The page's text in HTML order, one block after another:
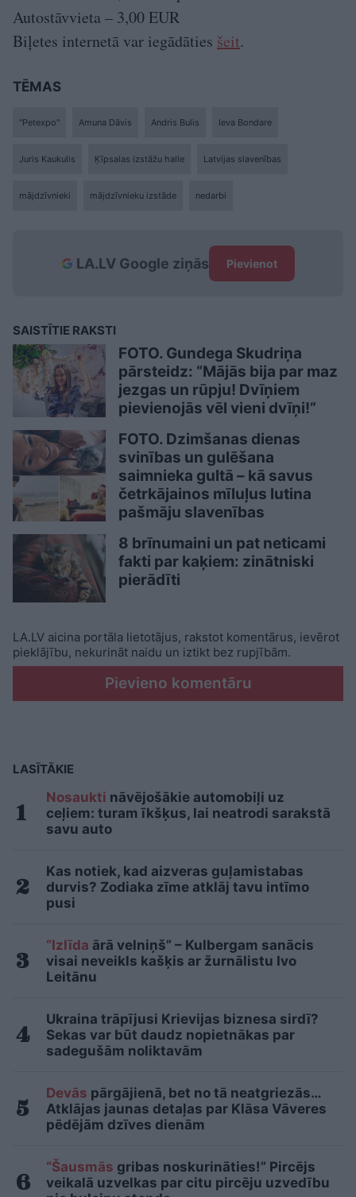
Autostāvvieta – 3,00 EUR
Biļetes internetā var iegādāties šeit.
TĒMAS
"Petexpo" Amuna Dāvis Andris Bulis Ieva Bondare
Juris Kaukulis Ķīpsalas izstāžu halle Latvijas slavenības
mājdzīvnieki mājdzīvnieku izstāde nedarbi
LA.LV Google ziņās Pievienot
SAISTĪTIE RAKSTI
FOTO. Gundega Skudriņa
pārsteidz: “Mājās bija par maz
jezgas un rūpju! Dvīņiem
pievienojās vēl vieni dvīņi!”
FOTO. Dzimšanas dienas
svinības un gulēšana
saimnieka gultā – kā savus
četrkājainos mīluļus lutina
pašmāju slavenības
8 brīnumaini un pat neticami
fakti par kaķiem: zinātniski
pierādīti
LA.LV aicina portāla lietotājus, rakstot komentārus, ievērot
pieklājību, nekurināt naidu un iztikt bez rupjībām.
Pievieno komentāru
LASĪTĀKIE
Nosaukti nāvējošākie automobiļi uz
ceļiem: turam īkšķus, lai neatrodi sarakstā
savu auto
Kas notiek, kad aizveras guļamistabas
durvis? Zodiaka zīme atklāj tavu intīmo
pusi
“Izlīda ārā velniņš” – Kulbergam sanācis
visai neveikls kašķis ar žurnālistu Ivo
Leitānu
Ukraina trāpījusi Krievijas biznesa sirdī?
Sekas var būt daudz nopietnākas par
sadegušām noliktavām
Devās pārgājienā, bet no tā neatgriezās…
Atklājas jaunas detaļas par Klāsa Vāveres
pēdējām dzīves dienām
“Šausmās gribas noskurināties!” Pircējs
veikalā uzvelkas par citu pircēju uzvedību